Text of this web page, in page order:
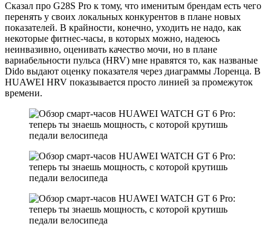
Сказал про G28S Pro к тому, что именитым брендам есть чего
перенять у своих локальных конкурентов в плане новых
показателей. В крайности, конечно, уходить не надо, как
некоторые фитнес-часы, в которых можно, надеюсь
неинвазивно, оценивать качество мочи, но в плане
вариабельности пульса (HRV) мне нравятся то, как названые
Dido выдают оценку показателя через диаграммы Лоренца. В
HUAWEI HRV показывается просто линией за промежуток
времени.